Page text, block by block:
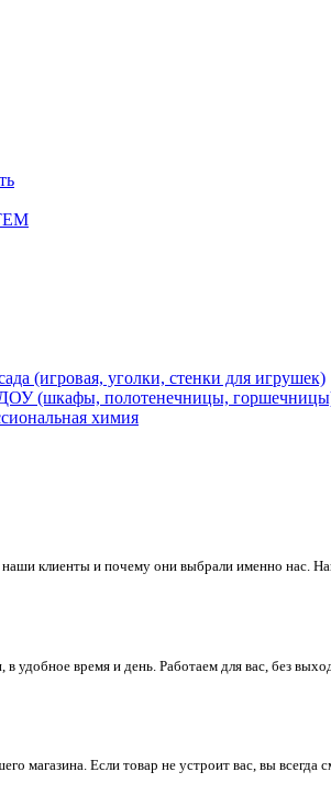
(игровая, уголки, стенки для игрушек)
(шкафы, полотенечницы,
химия
клиенты и почему они выбрали именно нас.
удобное время и день. Работаем для вас, без
магазина. Если товар не устроит вас, вы всегда